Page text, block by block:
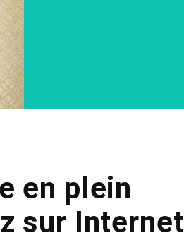
en plein
sur Internet